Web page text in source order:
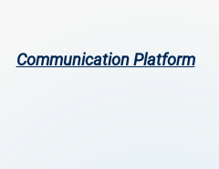
Communication Platform